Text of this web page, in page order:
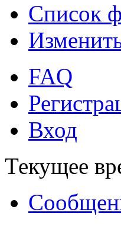
Список
FAQ
Вход
Текущее